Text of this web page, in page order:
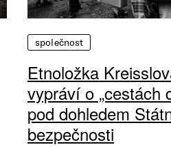
společnost
Etnoložka
vypráví o „cestách
pod dohledem
bezpečnosti